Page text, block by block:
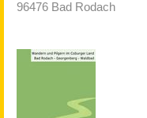
96476 Bad Rodach